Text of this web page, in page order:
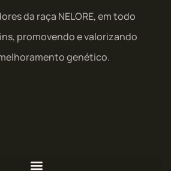
da raça NELORE, em todo
promovendo e valorizando
genético.